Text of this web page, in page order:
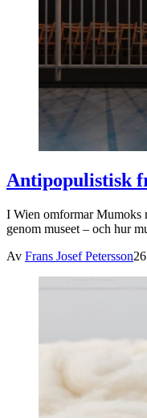
Antipopulistisk
I Wien omformar Mumoks
genom museet – och hur
Av Frans Josef Petersson